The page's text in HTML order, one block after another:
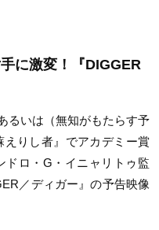
に激変！『DIGGER
るいは（無知がもたらす予
えりし者』でアカデミー賞
ロ・ G ・イニャリトゥ監
／ディガー』の予告映像